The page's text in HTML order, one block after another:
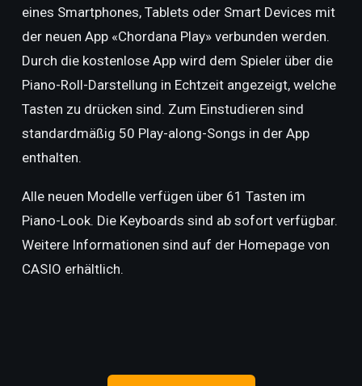
eines Smartphones, Tablets oder Smart Devices mit
der neuen App «Chordana Play» verbunden werden.
Durch die kostenlose App wird dem Spieler über die
Piano-Roll-Darstellung in Echtzeit angezeigt, welche
Tasten zu drücken sind. Zum Einstudieren sind
standardmäßig 50 Play-along-Songs in der App
enthalten.
Alle neuen Modelle verfügen über 61 Tasten im
Piano-Look. Die Keyboards sind ab sofort verfügbar.
Weitere Informationen sind auf der Homepage von
CASIO erhältlich.